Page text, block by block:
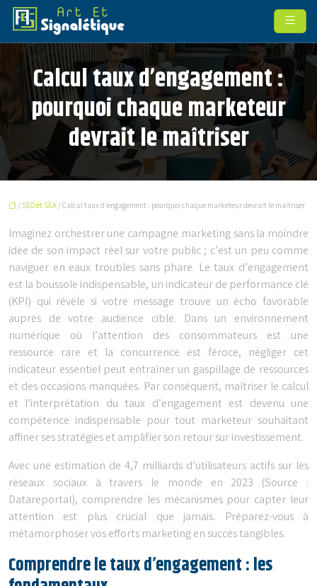
Calcul taux d’engagement :
pourquoi chaque marketeur
devrait le maîtriser
/SEO et SEA/ Calcul taux d’engagement : pourquoi chaque marketeur devrait le maîtriser
Imaginez orchestrer une campagne marketing sans la moindre
idée de son impact réel sur votre public ; c’est un peu comme
naviguer en eaux troubles sans phare. Le taux d’engagement
est la boussole indispensable, un indicateur de performance clé
(KPI) qui révèle si votre message trouve un écho favorable
auprès de votre audience cible. Dans un environnement
numérique où l’attention des consommateurs est une
ressource rare et la concurrence est féroce, négliger cet
indicateur essentiel peut entraîner un gaspillage de ressources
et des occasions manquées. Par conséquent, maîtriser le calcul
et l’interprétation du taux d’engagement est devenu une
compétence indispensable pour tout marketeur souhaitant
affiner ses stratégies et amplifier son retour sur investissement.
Avec une estimation de 4,7 milliards d’utilisateurs actifs sur les
réseaux sociaux à travers le monde en 2023 (Source :
Datareportal), comprendre les mécanismes pour capter leur
attention est plus crucial que jamais. Préparez-vous à
métamorphoser vos efforts marketing en succès tangibles.
Comprendre le taux d’engagement : les